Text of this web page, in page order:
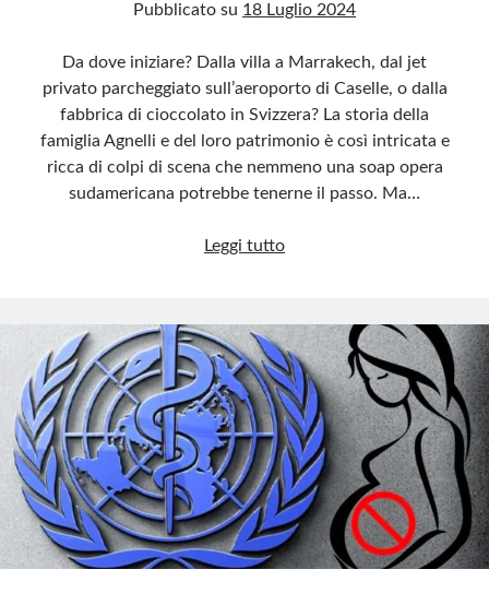
Pubblicato su 18 Luglio 2024
Da dove iniziare? Dalla villa a Marrakech, dal jet
privato parcheggiato sull’aeroporto di Caselle, o dalla
fabbrica di cioccolato in Svizzera? La storia della
famiglia Agnelli e del loro patrimonio è così intricata e
ricca di colpi di scena che nemmeno una soap opera
sudamericana potrebbe tenerne il passo. Ma…
Leggi tuttoAgnelli:
tesoro
in
lingotti
d’oro